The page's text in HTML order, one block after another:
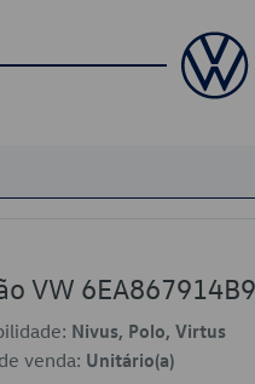
VW
Nivus, Polo, Virtus
venda: Unitário(a)